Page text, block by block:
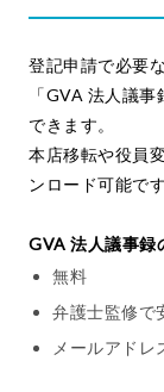
登記申請で必要
「GVA 法人議
できます。
本店移転や役員
ンロード可能です
GVA 法人議事録
無料
弁護士監修で
メールアドレ